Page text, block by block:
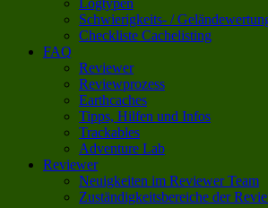
Logtypen
Schwierigkeits- /
Checkliste Cachelisting
FAQ
Reviewer
Reviewprozess
Earthcaches
Tipps, Hilfen und Infos
Trackables
Adventure Lab
Reviewer
Neuigkeiten im Reviewer Team
Zuständigkeitsbereiche der